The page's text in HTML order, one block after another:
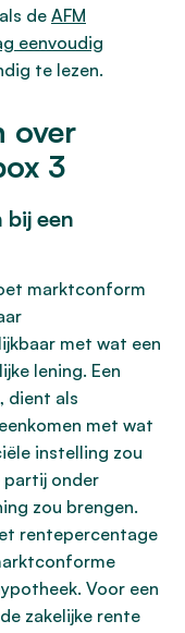
de AFM
eenvoudig
te lezen.
over
3
bij een
marktconform
met wat een
lening. Een
dient als
met wat
instelling zou
partij onder
zou brengen.
rentepercentage
Voor een
zakelijke rente